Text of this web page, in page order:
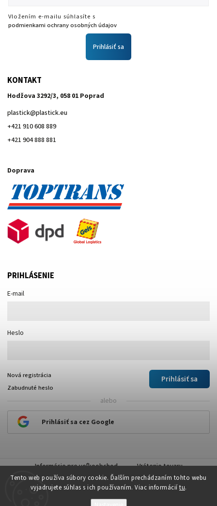
Tento web používa súbory cookie. Ďalším prechádzaním tohto webu
vyjadrujete súhlas s ich používaním. Viac informácií tu.
Vložením e-mailu súhlasíte s
podmienkami ochrany osobných údajov
Prihlásiť sa
KONTAKT
Hodžova 3292/3, 058 01 Poprad
plastick@plastick.eu
+421 910 608 889
+421 904 888 881
Doprava
PRIHLÁSENIE
E-mail
Heslo
Prihlásiť sa
Nová registrácia
Zabudnuté heslo
alebo
Prihlásiť sa cez Google
Informácie pre veľkoobchod Vrátenie tovaru